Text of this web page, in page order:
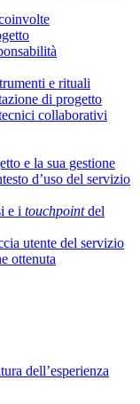
e rituali
di progetto
collaborativi
e la sua gestione
d’uso del servizio
e i touchpointdel
utente del servizio
ottenuta
dell’esperienza